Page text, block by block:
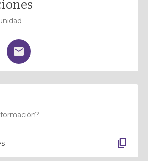
content_copy